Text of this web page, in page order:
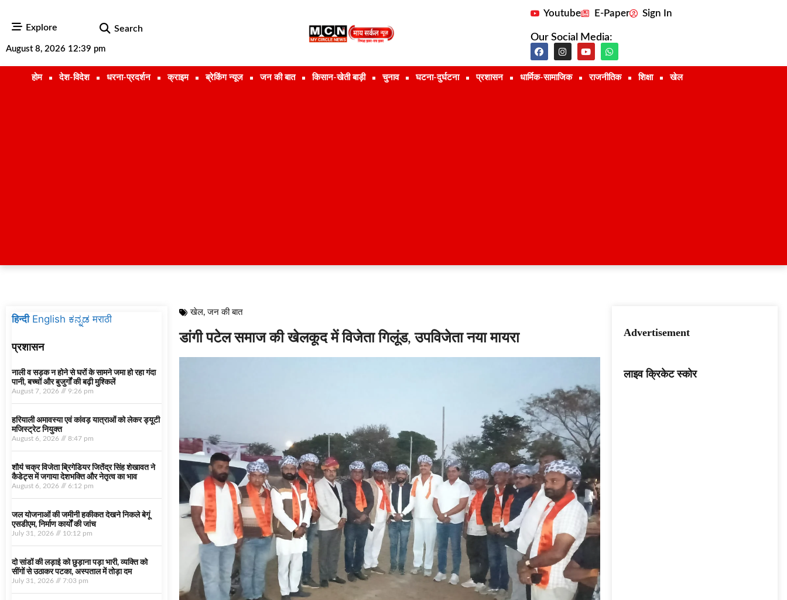
Explore Search
August 8, 2026 12:39 pm
Youtube E-Paper Sign In
Our Social Media:
होम देश-विदेश धरना-प्रदर्शन क्राइम ब्रेकिंग न्यूज जन की बात किसान-खेती बाड़ी चुनाव घटना-दुर्घटना प्रशासन धार्मिक-सामाजिक राजनीतिक शिक्षा खेल
हिन्दी English ಕನ್ನಡ मराठी
प्रशासन
नाली व सड़क न होने से घरों के सामने जमा हो रहा गंदा
पानी, बच्चों और बुजुर्गों की बढ़ी मुश्किलें
August 7, 2026 9:26 pm
हरियाली अमावस्या एवं कांवड़ यात्राओं को लेकर ड्यूटी
मजिस्ट्रेट नियुक्त
August 6, 2026 8:47 pm
शौर्य चक्र विजेता ब्रिगेडियर जितेंद्र सिंह शेखावत ने
कैडेट्स में जगाया देशभक्ति और नेतृत्व का भाव
August 6, 2026 6:12 pm
जल योजनाओं की जमीनी हकीकत देखने निकले बेगूं
एसडीएम, निर्माण कार्यों की जांच
July 31, 2026 10:12 pm
दो सांडों की लड़ाई को छुड़ाना पड़ा भारी, व्यक्ति को
सींगों से उठाकर पटका, अस्पताल में तोड़ा दम
July 31, 2026 7:03 pm
खेल,जन की बात
डांगी पटेल समाज की खेलकूद में विजेता गिलूंड, उपविजेता नया मायरा Advertisement
लाइव क्रिकेट स्कोर